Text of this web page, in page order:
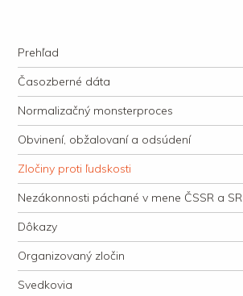
justície
Navigation
Skip to content
Prehľad
Časozberné dáta
Normalizačný monsterproces
Obvinení, obžalovaní a odsúdení
Zločiny proti ľudskosti
Nezákonnosti páchané v mene ČSSR a SR
Dôkazy
Organizovaný zločin
Svedkovia